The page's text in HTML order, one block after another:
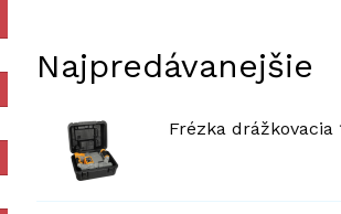
Najpredávanejšie
Frézka drážkovacia